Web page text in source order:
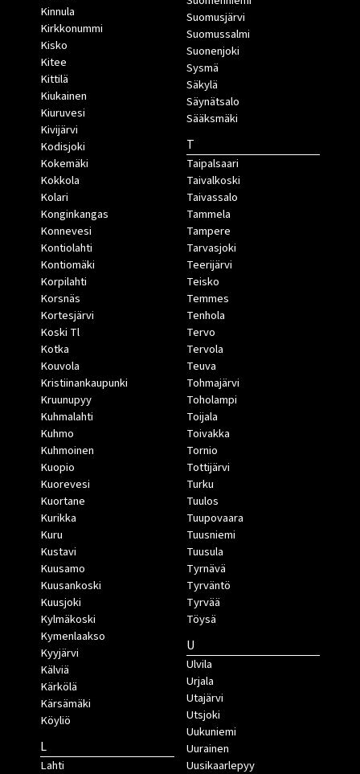
Kinnula
Kirkkonummi
Kisko
Kitee
Kittilä
Kiukainen
Kiuruvesi
Kivijärvi
Kodisjoki
Kokemäki
Kokkola
Kolari
Konginkangas
Konnevesi
Kontiolahti
Kontiomäki
Korpilahti
Korsnäs
Kortesjärvi
Koski Tl
Kotka
Kouvola
Kristiinankaupunki
Kruunupyy
Kuhmalahti
Kuhmo
Kuhmoinen
Kuopio
Kuorevesi
Kuortane
Kurikka
Kuru
Kustavi
Kuusamo
Kuusankoski
Kuusjoki
Kylmäkoski
Kymenlaakso
Kyyjärvi
Kälviä
Kärkölä
Kärsämäki
Köyliö
L
Lahti
Suomusjärvi
Suomussalmi
Suonenjoki
Sysmä
Säkylä
Säynätsalo
Sääksmäki
T
Taipalsaari
Taivalkoski
Taivassalo
Tammela
Tampere
Tarvasjoki
Teerijärvi
Teisko
Temmes
Tenhola
Tervo
Tervola
Teuva
Tohmajärvi
Toholampi
Toijala
Toivakka
Tornio
Tottijärvi
Turku
Tuulos
Tuupovaara
Tuusniemi
Tuusula
Tyrnävä
Tyrväntö
Tyrvää
Töysä
U
Ulvila
Urjala
Utajärvi
Utsjoki
Uukuniemi
Uurainen
Uusikaarlepyy